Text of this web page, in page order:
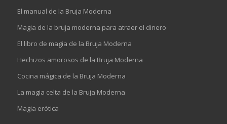
El manual de la Bruja Moderna
Magia de la bruja moderna para atraer el dinero
El libro de magia de la Bruja Moderna
Hechizos amorosos de la Bruja Moderna
Cocina mágica de la Bruja Moderna
La magia celta de la Bruja Moderna
Magia erótica